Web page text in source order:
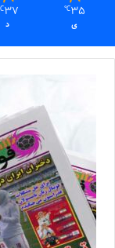
35
℃
ی
37
د